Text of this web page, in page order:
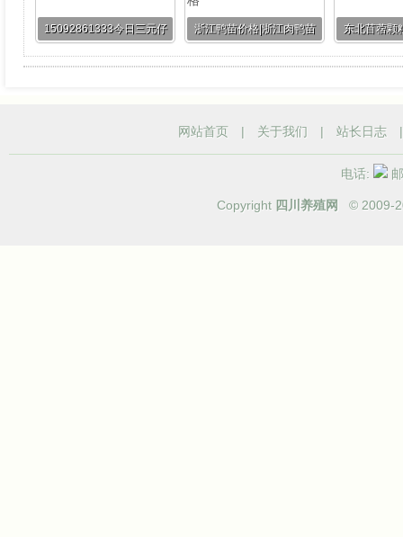
15092861333今日三元仔
浙江鸭苗价格|浙江肉鸭苗
东北苜蓿颗
网站首页 | 关于我们 | 站长日志
电话:
Copyright 四川养殖网 © 2009-